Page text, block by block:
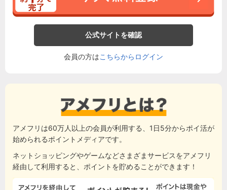
公式サイトを確認
会員の方はこちらからログイン
アメフリは60万人以上の会員が利用する、1日5分からポイ活が
始められるポイントメディアです。
ネットショッピングやゲームなどさまざまサービスをアメフリ
経由して利用すると、ポイントを貯めることができます！